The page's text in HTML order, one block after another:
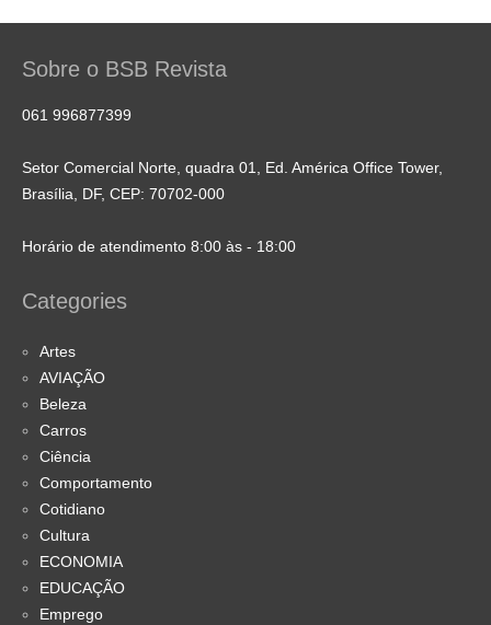
Sobre o BSB Revista
061 996877399
Setor Comercial Norte, quadra 01, Ed. América Office Tower,
Brasília, DF, CEP: 70702-000
Horário de atendimento 8:00 às - 18:00
Categories
Artes
AVIAÇÃO
Beleza
Carros
Ciência
Comportamento
Cotidiano
Cultura
ECONOMIA
EDUCAÇÃO
Emprego